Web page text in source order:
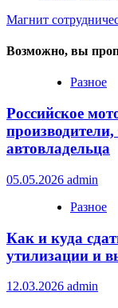
Магнит
Возможно, вы
Разное
Российское
автовладельца
05.05.2026 admin
Разное
Как и куда
утилизации и
12.03.2026 admin